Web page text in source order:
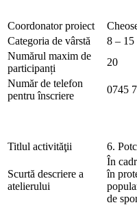
Coordonator proiect
Categoria de vârstă
8 – 15
Numărul maxim de
participanți
20
Număr de telefon
pentru înscriere
0745
Titlul activităţii 6.
Scurtă descriere a
atelierului
În
în
de